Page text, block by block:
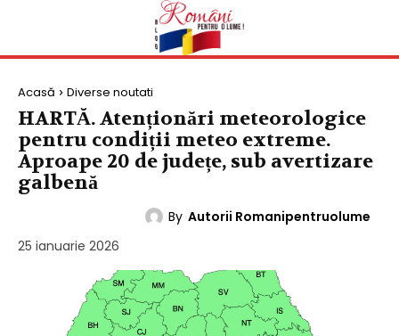
Acasă Diverse noutati
HARTĂ. Atenționări meteorologice
pentru condiții meteo extreme.
Aproape 20 de județe, sub avertizare
galbenă
By Autorii Romanipentruolume
25 ianuarie 2026